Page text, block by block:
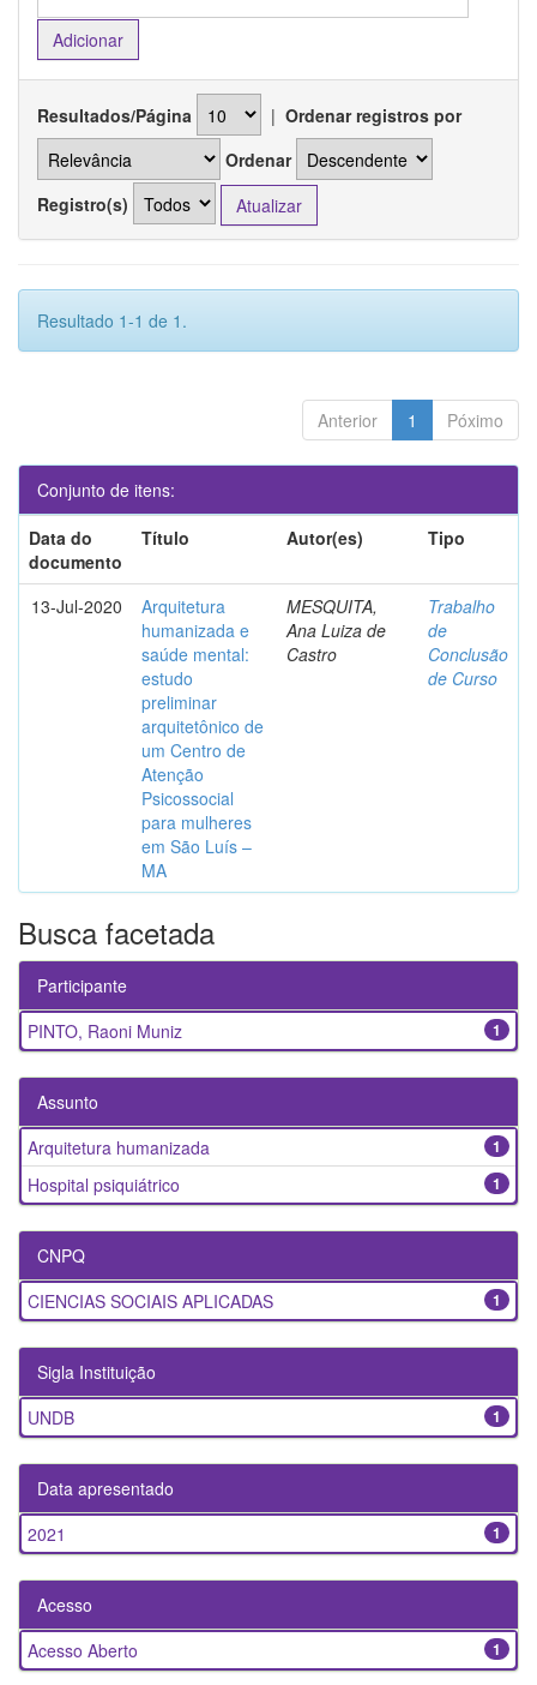
Resultados/Página | Ordenar registros por
Ordenar
Registro(s)
Resultado 1-1 de 1.
Anterior 1 Póximo
Conjunto de itens:
Data do
documento
Título Autor(es) Tipo
13-Jul-2020
Arquitetura
humanizada e
saúde mental:
estudo
preliminar
arquitetônico de
um Centro de
Atenção
Psicossocial
para mulheres
em São Luís –
MA
MESQUITA,
Ana Luiza de
Castro
Trabalho
de
Conclusão
de Curso
Busca facetada
Participante
1
PINTO, Raoni Muniz
Assunto
1
Arquitetura humanizada
1
Hospital psiquiátrico
CNPQ
1
CIENCIAS SOCIAIS APLICADAS
Sigla Instituição
1
UNDB
Data apresentado
1
2021
Acesso
1
Acesso Aberto